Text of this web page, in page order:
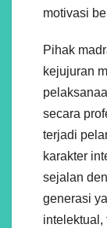
motivasi
Pihak
kejujuran
secara
terjadi
karakter
sejalan
generasi
intelektual,